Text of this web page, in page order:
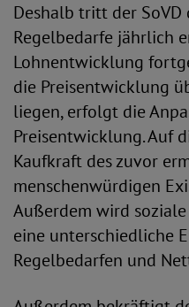
Deshalb tritt der SoVD
Regelbedarfe jährlich
Lohnentwicklung
die Preisentwicklung
liegen, erfolgt die
Preisentwicklung. Auf
Kaufkraft des zuvor
menschenwürdigen
Außerdem wird
eine unterschiedliche
Regelbedarfen und